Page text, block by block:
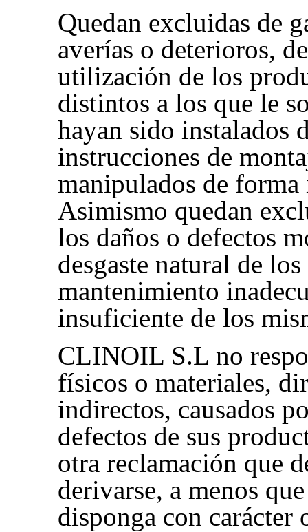
Quedan excluidas de
averías o deterioros,
utilización de los
distintos a los que le
hayan sido instalados
instrucciones de
manipulados de forma
Asimismo quedan
los daños o defectos
desgaste natural de
mantenimiento
insuficiente de los
CLINOIL S.L no
físicos o materiales,
indirectos, causados
defectos de sus
otra reclamación que
derivarse, a menos
disponga con carácter